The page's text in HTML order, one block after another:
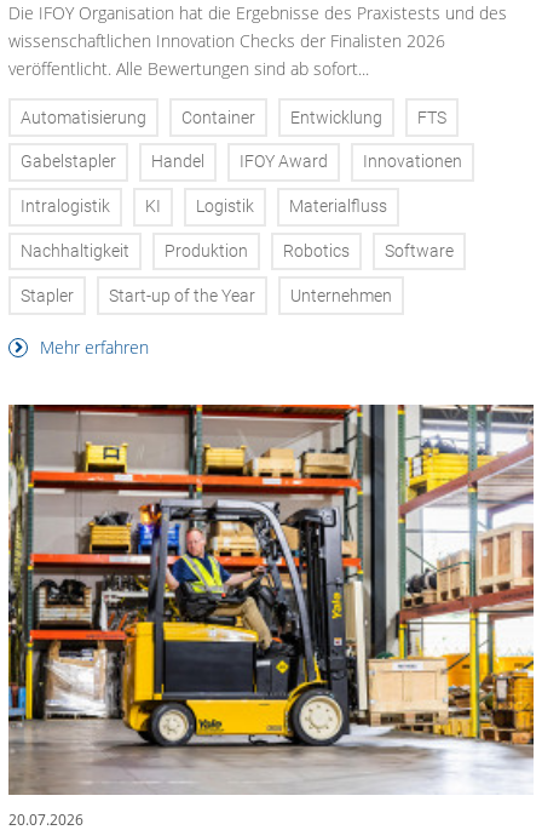
Die IFOY Organisation hat die Ergebnisse des Praxistests und des
wissenschaftlichen Innovation Checks der Finalisten 2026
veröffentlicht. Alle Bewertungen sind ab sofort...
Automatisierung Container Entwicklung FTS
Gabelstapler Handel IFOY Award Innovationen
Intralogistik KI Logistik Materialfluss
Nachhaltigkeit Produktion Robotics Software
Stapler Start-up of the Year Unternehmen
Mehr erfahren
20.07.2026